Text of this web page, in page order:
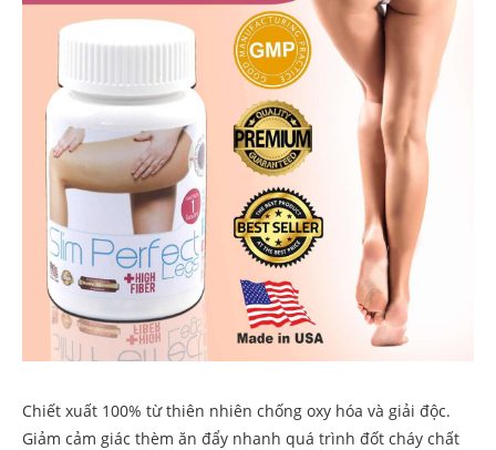
Chiết xuất 100% từ ​​thiên nhiên chống oxy hóa và giải độc.
Giảm cảm giác thèm ăn đẩy nhanh quá trình đốt cháy chất